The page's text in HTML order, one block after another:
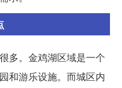
多。金鸡湖区域是一个
和游乐设施。而城区内